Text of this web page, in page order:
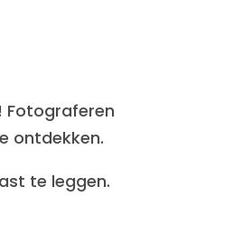
Fotograferen
ontdekken.
te leggen.